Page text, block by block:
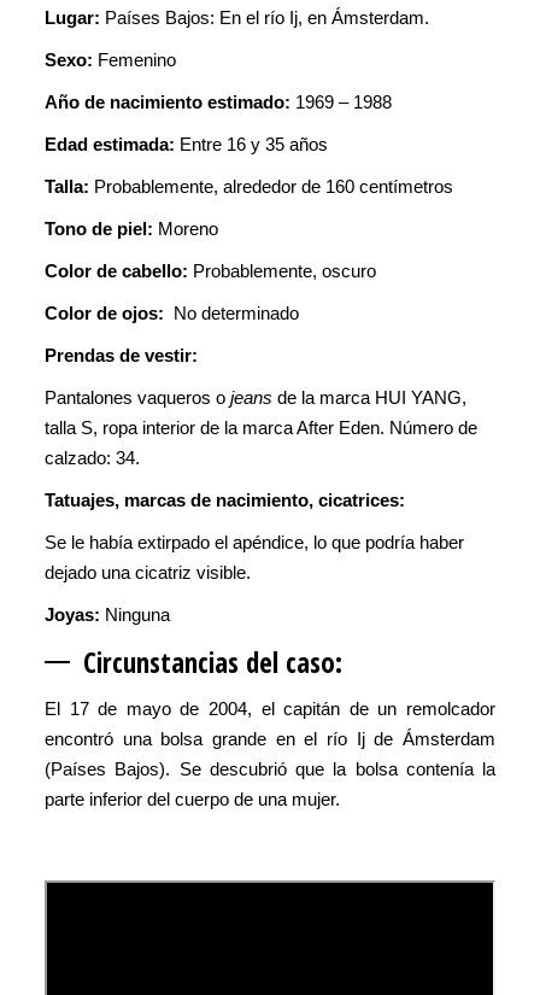
Lugar: Países Bajos: En el río Ij, en Ámsterdam.
Sexo: Femenino
Año de nacimiento estimado: 1969 – 1988
Edad estimada: Entre 16 y 35 años
Talla: Probablemente, alrededor de 160 centímetros
Tono de piel: Moreno
Color de cabello: Probablemente, oscuro
Color de ojos: No determinado
Prendas de vestir:
Pantalones vaqueros o jeans de la marca HUI YANG,
talla S, ropa interior de la marca After Eden. Número de
calzado: 34.
Tatuajes, marcas de nacimiento, cicatrices:
Se le había extirpado el apéndice, lo que podría haber
dejado una cicatriz visible.
Joyas: Ninguna
Circunstancias del caso:
El 17 de mayo de 2004, el capitán de un remolcador
encontró una bolsa grande en el río Ij de Ámsterdam
(Países Bajos). Se descubrió que la bolsa contenía la
parte inferior del cuerpo de una mujer.